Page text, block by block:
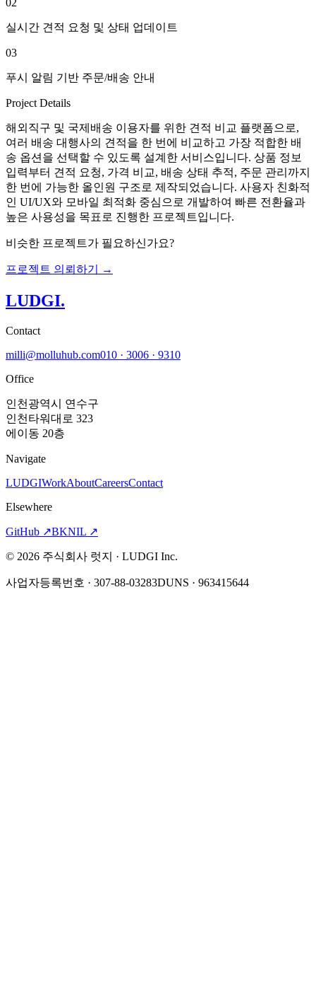
02
실시간 견적 요청 및 상태 업데이트
03
푸시 알림 기반 주문/배송 안내
Project Details
해외직구 및 국제배송 이용자를 위한 견적 비교 플랫폼으로,
여러 배송 대행사의 견적을 한 번에 비교하고 가장 적합한 배
송 옵션을 선택할 수 있도록 설계한 서비스입니다. 상품 정보
입력부터 견적 요청, 가격 비교, 배송 상태 추적, 주문 관리까지
한 번에 가능한 올인원 구조로 제작되었습니다. 사용자 친화적
인 UI/UX와 모바일 최적화 중심으로 개발하여 빠른 전환율과
높은 사용성을 목표로 진행한 프로젝트입니다.
비슷한 프로젝트가 필요하신가요?
프로젝트 의뢰하기 →
LUDGI.
Contact
milli@molluhub.com010 · 3006 · 9310
Office
인천광역시 연수구
인천타워대로 323
에이동 20층
Navigate
LUDGIWorkAboutCareersContact
Elsewhere
GitHub ↗BKNIL ↗
© 2026 주식회사 럿지 · LUDGI Inc.
사업자등록번호 · 307-88-03283DUNS · 963415644